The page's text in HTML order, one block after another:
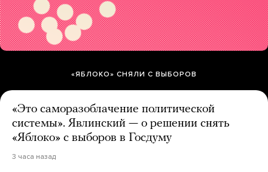
«ЯБЛОКО» СНЯЛИ С ВЫБОРОВ
«Это саморазоблачение политической
системы». Явлинский — о решении снять
«Яблоко» с выборов в Госдуму
3 часа назад